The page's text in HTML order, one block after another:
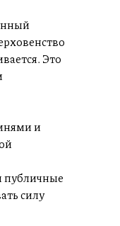
Это
и
публичные
силу